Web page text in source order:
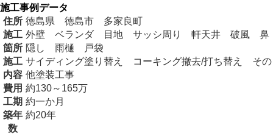
施工事例データ
住所 徳島県 徳島市 多家良町
施工
箇所
外壁 ベランダ 目地 サッシ周り 軒天井 破風 鼻
隠し 雨樋 戸袋
施工
内容
サイディング塗り替え コーキング撤去/打ち替え その
他塗装工事
費用 約130～165万
工期 約一か月
築年
数
約20年